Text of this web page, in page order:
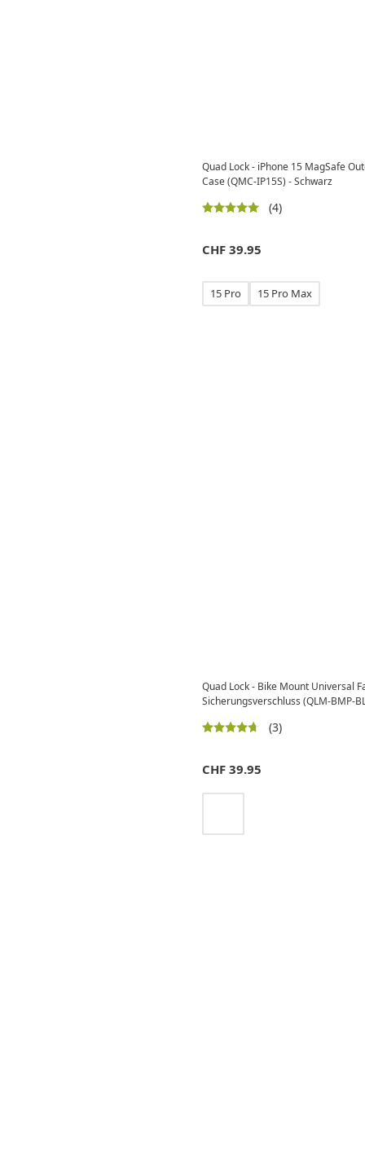
Quad Lock - iPhone 15 MagSafe
Case (QMC-IP15S) - Schwarz
(4)
CHF 39.95
15 Pro 15 Pro Max
Quad Lock - Bike Mount Universal
Sicherungsverschluss (QLM-BMP-
(3)
CHF 39.95